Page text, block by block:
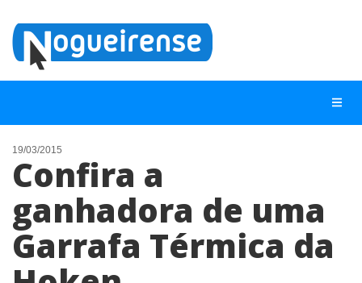
NOTÍCIAS
LISTA DIGITAL
TELEFONES ÚTEIS
19/03/2015
Confira a
ganhadora de uma
Garrafa Térmica da